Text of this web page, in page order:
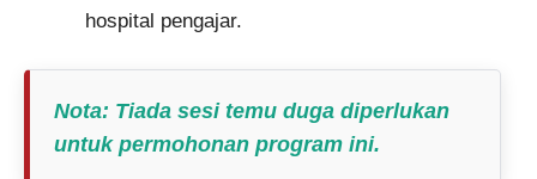
hospital pengajar.
Nota: Tiada sesi temu duga diperlukan
untuk permohonan program ini.